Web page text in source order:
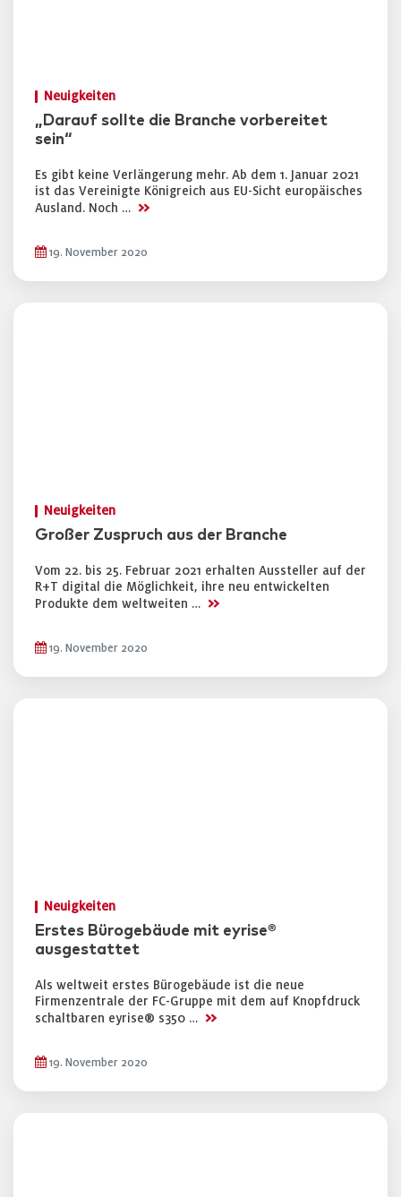
Neuigkeiten
„Darauf sollte die Branche vorbereitet
sein“
Es gibt keine Verlängerung mehr. Ab dem 1. Januar 2021
ist das Vereinigte Königreich aus EU-Sicht europäisches
Ausland. Noch … >>
19. November 2020
Neuigkeiten
Großer Zuspruch aus der Branche
Vom 22. bis 25. Februar 2021 erhalten Aussteller auf der
R+T digital die Möglichkeit, ihre neu entwickelten
Produkte dem weltweiten … >>
19. November 2020
Neuigkeiten
Erstes Bürogebäude mit eyrise®
ausgestattet
Als weltweit erstes Bürogebäude ist die neue
Firmenzentrale der FC-Gruppe mit dem auf Knopfdruck
schaltbaren eyrise® s350 … >>
19. November 2020